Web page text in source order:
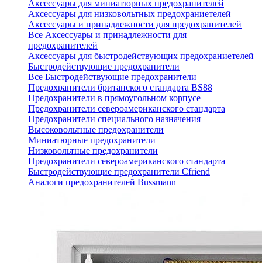
Аксессуары для миниатюрных предохранителей
Аксессуары для низковольтных предохраниетелей
Аксессуары и принадлежности для предохранителей
Все Аксессуары и принадлежности для
предохранителей
Аксессуары для быстродействующих предохраниетелей
Быстродействующие предохранители
Все Быстродействующие предохранители
Предохранители британского стандарта BS88
Предохранители в прямоугольном корпусе
Предохранители североамериканского стандарта
Предохранители специального назначения
Высоковольтные предохранители
Миниатюрные предохранители
Низковольтные предохранители
Предохранители североамериканского стандарта
Быстродействующие предохранители Cfriend
Аналоги предохранителей Bussmann